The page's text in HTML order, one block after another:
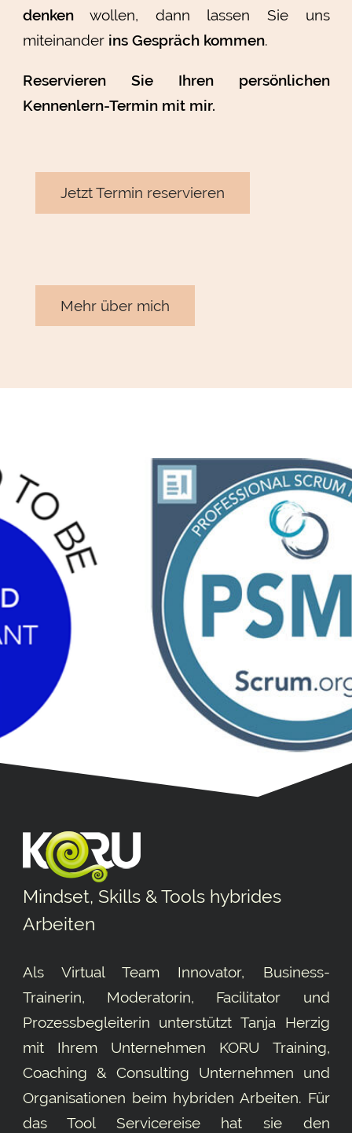
denkenwollen, dann lassen Sie uns
miteinander ins Gespräch kommen.
Reservieren Sie Ihren persönlichen
Kennenlern-Termin mit mir.
Jetzt Termin reservieren
Mehr über mich
Mindset, Skills & Tools hybrides
Arbeiten
Als Virtual Team Innovator, Business-
Trainerin, Moderatorin, Facilitator und
Prozessbegleiterin unterstützt Tanja Herzig
mit Ihrem Unternehmen KORU Training,
Coaching & Consulting Unternehmen und
Organisationen beim hybriden Arbeiten. Für
das Tool Servicereisehat sie den